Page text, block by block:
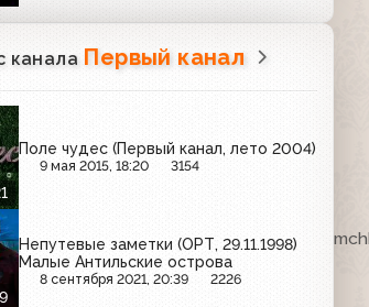
предоставил Максим Любушкин
канала Первый канал
Поле чудес (Первый канал, лето 2004)
9 мая 2015, 18:20 3154
Непутевые заметки (ОРТ, 29.11.1998)
Малые Антильские острова
8 сентября 2021, 20:39 2226